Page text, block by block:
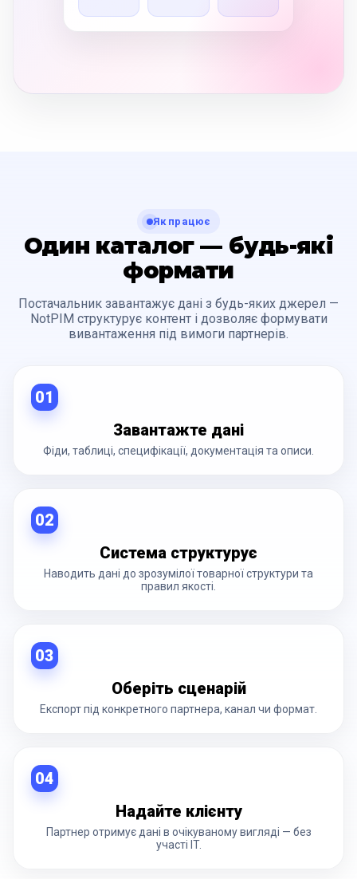
Як працює
Один каталог — будь-які
формати
Постачальник завантажує дані з будь-яких джерел —
NotPIM структурує контент і дозволяє формувати
вивантаження під вимоги партнерів.
01
Завантажте дані
Фіди, таблиці, специфікації, документація та описи.
02
Система структурує
Наводить дані до зрозумілої товарної структури та
правил якості.
03
Оберіть сценарій
Експорт під конкретного партнера, канал чи формат.
04
Надайте клієнту
Партнер отримує дані в очікуваному вигляді — без
участі IT.